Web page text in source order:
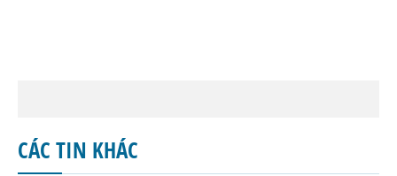
CÁC TIN KHÁC